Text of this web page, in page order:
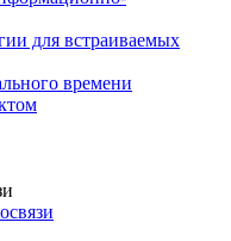
для встраиваемых
времени